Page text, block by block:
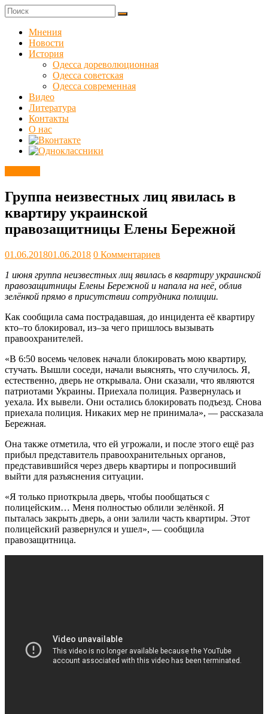
Skip
to
content
Куликовец
Сайт
одесского
сопротивления
Мнения
Новости
История
Одесса дореволюционная
Одесса советская
Одесса современная
Видео
Литература
Контакты
О нас
Группа неизвестных лиц явилась в
квартиру украинской
правозащитницы Елены Бережной
01.06.201801.06.2018 0 Комментариев
1 июня группа неизвестных лиц явилась в квартиру украинской
правозащитницы Елены Бережной и напала на неё, облив
зелёнкой прямо в присутствии сотрудника полиции.
Как сообщила сама пострадавшая, до инцидента её квартиру
кто–то блокировал, из–за чего пришлось вызывать
правоохранителей.
«В 6:50 восемь человек начали блокировать мою квартиру,
стучать. Вышли соседи, начали выяснять, что случилось. Я,
естественно, дверь не открывала. Они сказали, что являются
патриотами Украины. Приехала полиция. Развернулась и
уехала. Их вывели. Они остались блокировать подъезд. Снова
приехала полиция. Никаких мер не принимала», — рассказала
Бережная.
Она также отметила, что ей угрожали, и после этого ещё раз
прибыл представитель правоохранительных органов,
представившийся через дверь квартиры и попросивший
выйти для разъяснения ситуации.
«Я только приоткрыла дверь, чтобы пообщаться с
полицейским… Меня полностью облили зелёнкой. Я
пыталась закрыть дверь, а они залили часть квартиры. Этот
полицейский развернулся и ушел», — сообщила
правозащитница.